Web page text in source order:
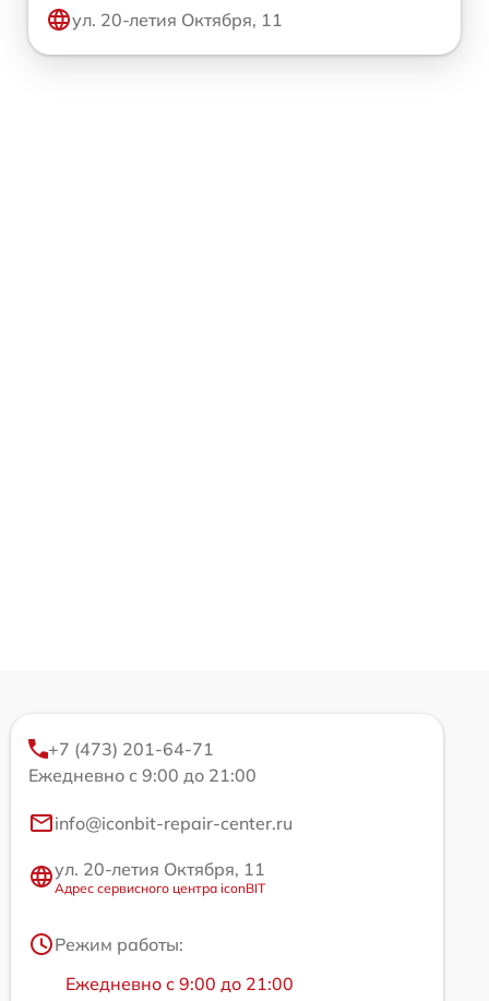
ул. 20-летия Октября, 11
+7 (473) 201-64-71
Ежедневно с 9:00 до 21:00
info@iconbit-repair-center.ru
ул. 20-летия Октября, 11
Адрес сервисного центра iconBIT
Режим работы:
Ежедневно с 9:00 до 21:00